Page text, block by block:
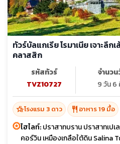
ทัวร์บัลแกเรีย โรมาเนีย เจาะลึ
คลาสสิก
รหัสทัวร์
TVZ10727
จำนว
9 วัน 6
hotel_classโรงแรม 3 ดาว restaurant อาหาร 19 มื้อ
ไฮไลท์:ปราสาทบราน ปราสาทเป
คอร์วิน เหมืองเกลือใต้ดิน Salina